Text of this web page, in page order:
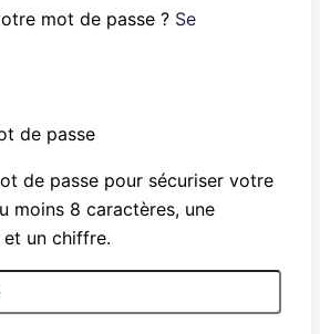
mot de passe ? Se
de passe
de passe pour sécuriser votre
moins 8 caractères, une
et un chiffre.